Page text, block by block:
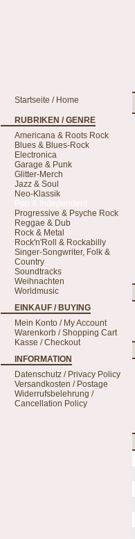
Startseite / Home
RUBRIKEN / GENRE
Americana & Roots Rock
Blues & Blues-Rock
Electronica
Garage & Punk
Glitter-Merch
Jazz & Soul
Neo-Klassik
Progressive & Psyche Rock
Reggae & Dub
Rock & Metal
Rock'n'Roll & Rockabilly
Singer-Songwriter, Folk &
Country
Soundtracks
Weihnachten
Worldmusic
EINKAUF / BUYING
Mein Konto / My Account
Warenkorb / Shopping Cart
Kasse / Checkout
INFORMATION
Datenschutz / Privacy Policy
Versandkosten / Postage
Widerrufsbelehrung /
Cancellation Policy